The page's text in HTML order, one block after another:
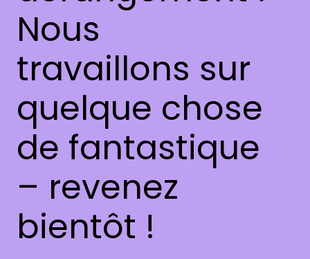
Nous
travaillons sur
quelque chose
de fantastique
– revenez
bientôt !